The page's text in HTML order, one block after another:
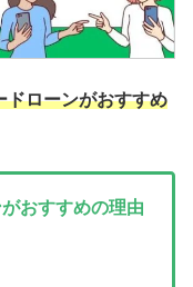
ドローンがおすすめ
おすすめの理由